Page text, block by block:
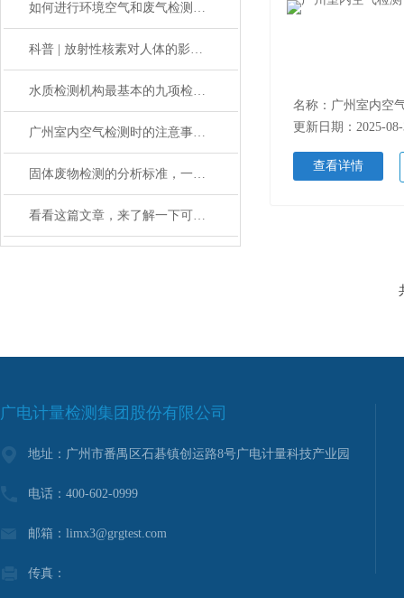
如何进行环境空气和废气检测样品的采集和保存？
科普 | 放射性核素对人体的影响，你应该知道这些……
水质检测机构最基本的九项检测项目是什么？
广州室内空气检测时的注意事项，不知道的快来看看！
固体废物检测的分析标准，一定得了解！
看看这篇文章，来了解一下可降解材料是什么？
更新日期：2025-
查看详情
广电计量检测集团股份有限公司
地址：广州市番禺区石碁镇创运路8号广电计量科技产业园
电话：400-602-0999
邮箱：limx3@grgtest.com
传真：